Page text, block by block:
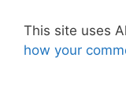
This site uses
how your